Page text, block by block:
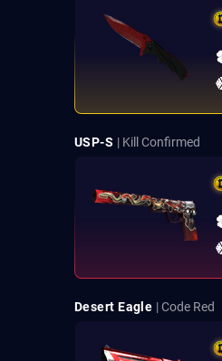
USP-S | Kill Confirmed
Desert Eagle | Code Red